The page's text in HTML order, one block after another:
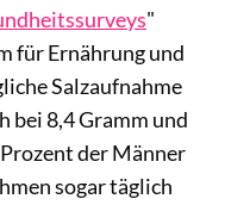
"
für Ernährung und
Salzaufnahme
bei 8,4 Gramm und
der Männer
sogar täglich